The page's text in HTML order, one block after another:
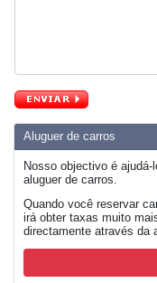
Aluguer de carros
Nosso objectivo é
aluguer de carros.
Quando você reservar
irá obter taxas muito
directamente através da